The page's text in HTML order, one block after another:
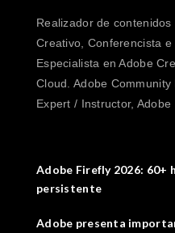
Realizador de
Creativo, Conferencista e
Especialista en Adobe
Cloud. Adobe
Expert / Instructor, Adobe
Adobe Firefly 2026:
persistente
Adobe presenta